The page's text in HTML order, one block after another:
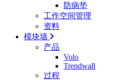
防病垫
工作空间管理
资料
模块墙
产品
Volo
Trendwall
过程